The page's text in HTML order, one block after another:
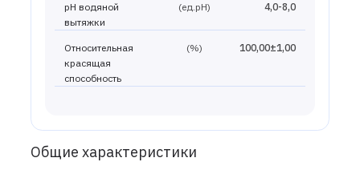
рН водяной
вытяжки
(ед.рН) 4,0-8,0
Относительная
красящая
способность
(%) 100,00±1,00
Общие характеристики